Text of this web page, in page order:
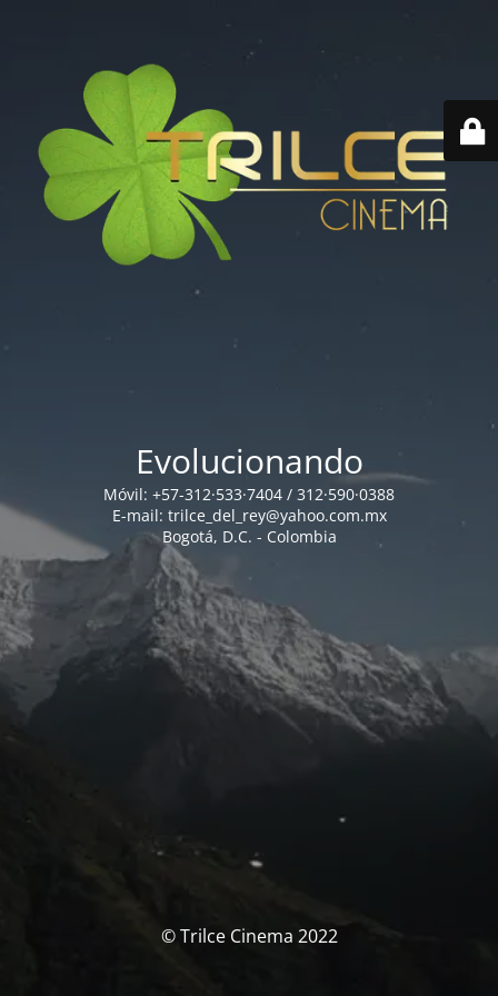
Evolucionando
Móvil: +57-312·533·7404 / 312·590·0388
E-mail: trilce_del_rey@yahoo.com.mx
Bogotá, D.C. - Colombia
© Trilce Cinema 2022